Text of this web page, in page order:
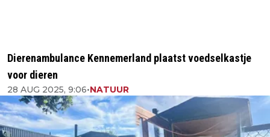
Dierenambulance Kennemerland plaatst voedselkastje
voor dieren
28 AUG 2025, 9:06•NATUUR